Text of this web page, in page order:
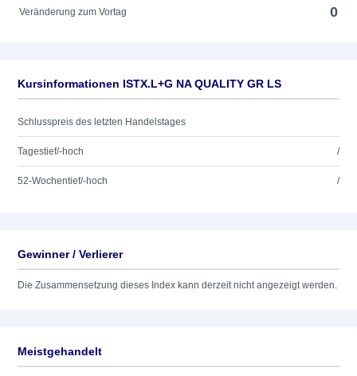
Veränderung zum Vortag 0
Kursinformationen ISTX.L+G NA QUALITY GR LS
Schlusspreis des letzten Handelstages
Tagestief/-hoch /
52-Wochentief/-hoch /
Gewinner / Verlierer
Die Zusammensetzung dieses Index kann derzeit nicht angezeigt werden.
Meistgehandelt